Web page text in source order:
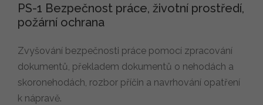
PS-1 Bezpečnost práce, životní prostředí,
požární ochrana
Zvyšování bezpečnosti práce pomocí zpracování
dokumentů, překladem dokumentů o nehodách a
skoronehodách, rozbor příčin a navrhování opatření
k nápravě.